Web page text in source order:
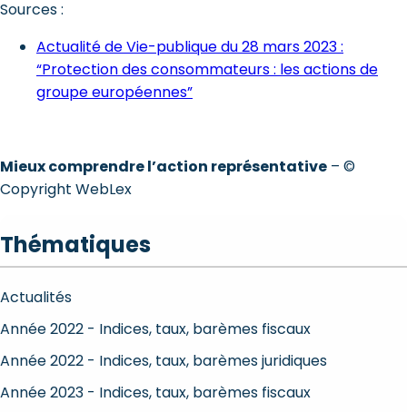
Sources :
Actualité de Vie-publique du 28 mars 2023 :
“Protection des consommateurs : les actions de
groupe européennes”
Mieux comprendre l’action représentative – ©
Copyright WebLex
Thématiques
Actualités
Année 2022 - Indices, taux, barèmes fiscaux
Année 2022 - Indices, taux, barèmes juridiques
Année 2023 - Indices, taux, barèmes fiscaux